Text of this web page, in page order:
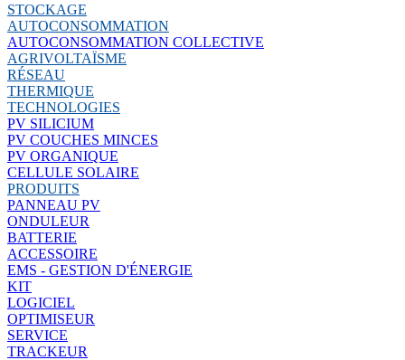
STOCKAGE
AUTOCONSOMMATION
AUTOCONSOMMATION COLLECTIVE
AGRIVOLTAÏSME
RÉSEAU
THERMIQUE
TECHNOLOGIES
PV SILICIUM
PV COUCHES MINCES
PV ORGANIQUE
CELLULE SOLAIRE
PRODUITS
PANNEAU PV
ONDULEUR
BATTERIE
ACCESSOIRE
EMS - GESTION D'ÉNERGIE
KIT
LOGICIEL
OPTIMISEUR
SERVICE
TRACKEUR